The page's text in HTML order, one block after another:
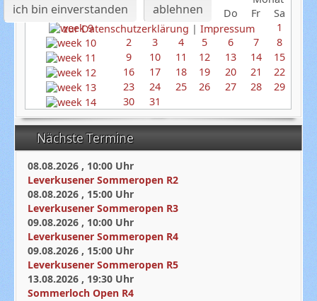
So
Mo Di Mi Do Fr
Sa
1
2
3 4 5 6 7
8
9
10 11 12 13 14
15
16
17 18 19 20 21
22
23
24 25 26 27 28
29
30
31
Nächste Termine
08.08.2026 , 10:00 Uhr
Leverkusener Sommeropen R2
08.08.2026 , 15:00 Uhr
Leverkusener Sommeropen R3
09.08.2026 , 10:00 Uhr
Leverkusener Sommeropen R4
09.08.2026 , 15:00 Uhr
Leverkusener Sommeropen R5
13.08.2026 , 19:30 Uhr
Sommerloch Open R4
ich bin einverstanden ablehnen
zur Datenschutzerklärung | Impressum